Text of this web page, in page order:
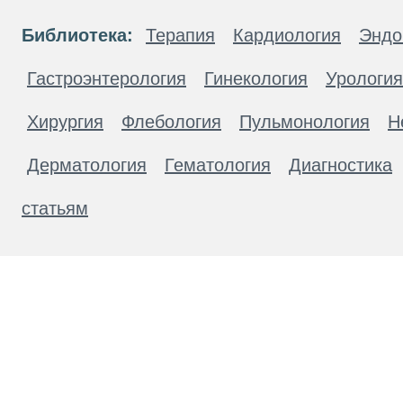
Библиотека: Терапия Кардиология
Гастроэнтерология Гинекология Урология
Хирургия Флебология Пульмонология
Дерматология Гематология Диагностика
статьям